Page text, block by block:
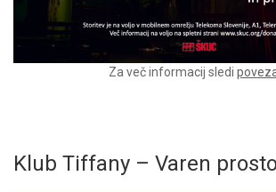
Za več informacij sledi
Klub Tiffany – Varen